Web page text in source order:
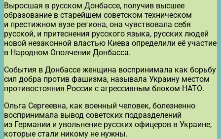
Выросшая в русском Донбассе, получив высшее
образование в старейшем советском техническом
и престижном вузе региона, она чувствовала себя
русской, и притеснения русского языка, русских людей
новой незаконной властью Киева определили её участие
в Народном Ополчении Донбасса.
События в Донбассе женщина воспринимала как борьбу
сил добра против фашизма, называла Украину местом
противостояния России с агрессивным блоком НАТО.
Ольга Сергеевна, как военный человек, болезненно
воспринимала вывод советских подразделений
из Германии и увольнение русских офицеров в Украине,
которые стали никому не нужны.